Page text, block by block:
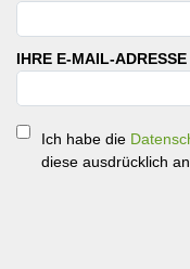
IHRE E-MAIL-ADRESSE
Ich habe die
diese ausdrücklich